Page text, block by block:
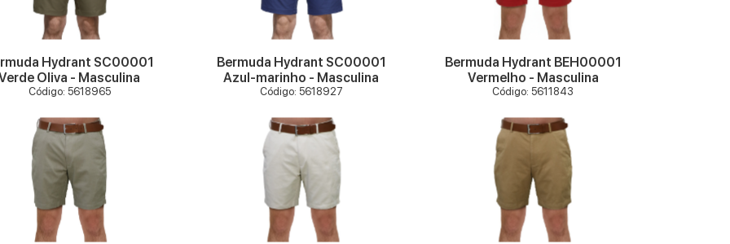
Hydrant SC00001
Oliva - Masculina
Código: 5618965
Bermuda Hydrant SC00001
Azul-marinho - Masculina
Código: 5618927
Bermuda Hydrant BEH00001
Vermelho - Masculina
Código: 5611843
VER MAIS VER MAIS VER MAIS